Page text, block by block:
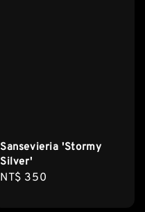
Sansevieria 'Stormy
Silver'
Regular
NT$ 350